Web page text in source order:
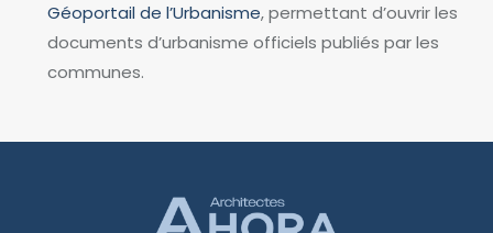
Géoportail de l’Urbanisme, permettant d’ouvrir les
documents d’urbanisme officiels publiés par les
communes.